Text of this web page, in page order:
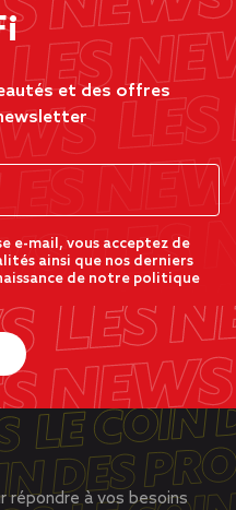
et des offres
e-mail, vous acceptez de
ainsi que nos derniers
de notre politique
répondre à vos besoins